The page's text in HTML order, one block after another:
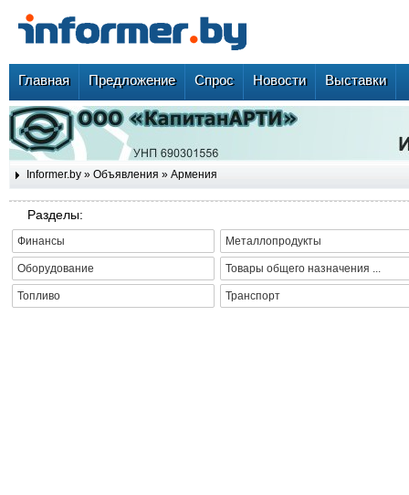
Главная Предложение Спрос Новости Выставки
Informer.by » Объявления » Армения
Разделы:
Финансы Металлопродукты
Оборудование Товары общего назначения ...
Топливо Транспорт